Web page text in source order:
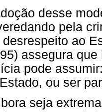
desse
pela
desrespeito ao
assegura
pode
ou ser
seja